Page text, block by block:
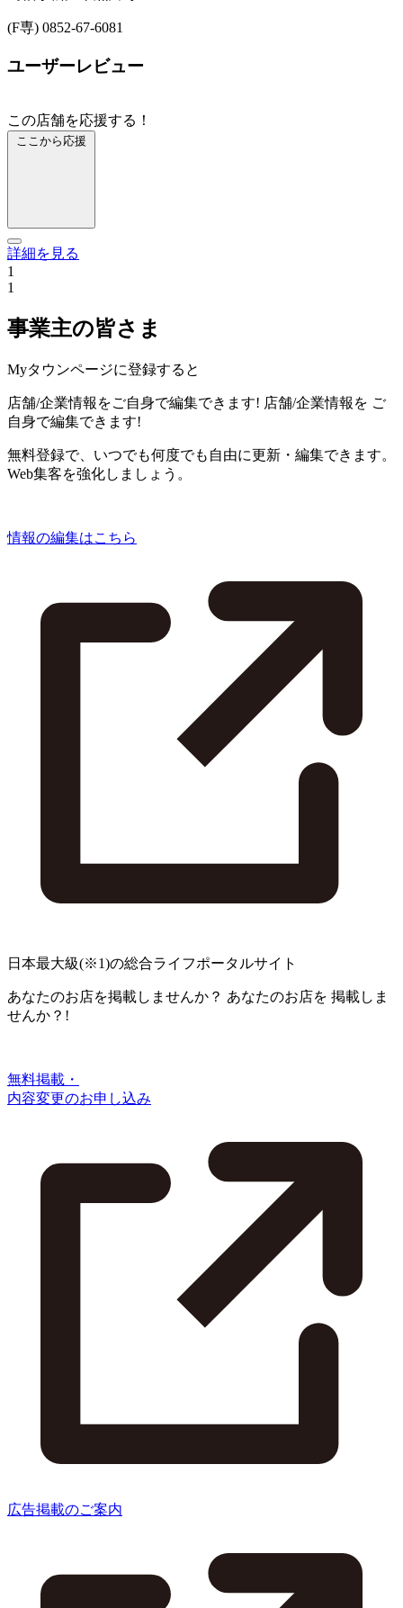
(F専) 0852-67-6081
ユーザーレビュー
この店舗を応援する！
ここから応援
詳細を見る
1
1
事業主の皆さま
Myタウンページに登録すると
店舗/企業情報をご自身で編集できます! 店舗/企業情報を ご
自身で編集できます!
無料登録で、いつでも何度でも自由に更新・編集できます。
Web集客を強化しましょう。
情報の編集はこちら
日本最大級(※1)の総合ライフポータルサイト
あなたのお店を掲載しませんか？ あなたのお店を 掲載しま
せんか？!
無料掲載・
内容変更のお申し込み
広告掲載のご案内